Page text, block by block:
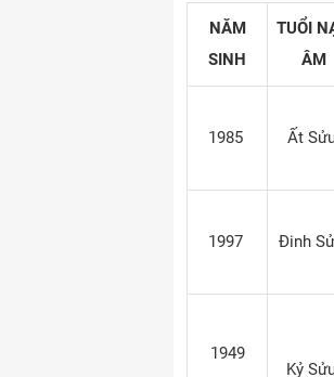
NĂM
SINH
TUỔI
ÂM
1985 Ất
1997 Đinh
1949
Kỷ